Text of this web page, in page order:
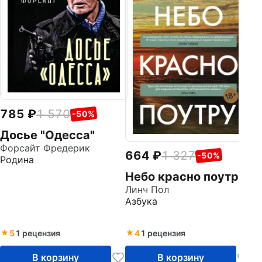
785 1 570 -50%
Досье "Одесса"
Форсайт Фредерик
Родина
51 рецензия
В корзину
664 1 327 -50%
Небо красно поутру
Линч Пол
Азбука
41 рецензия
В корзину